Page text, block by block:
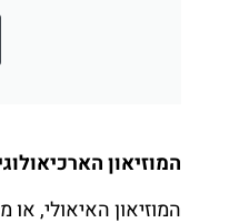
המוזיאון